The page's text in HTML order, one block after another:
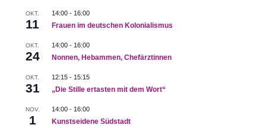
OKT.
11
14:00- 16:00
Frauen im deutschen Kolonialismus
OKT.
24
14:00- 16:00
Nonnen, Hebammen, Chefärztinnen
OKT.
31
12:15- 15:15
„Die Stille ertasten mit dem Wort“
NOV.
1
14:00- 16:00
Kunstseidene Südstadt